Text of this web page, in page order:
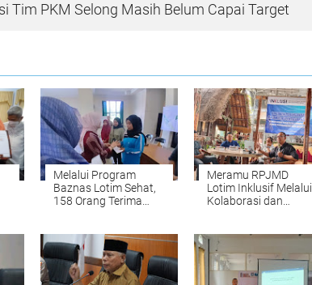
Tim PKM Selong Masih Belum Capai Target
Melalui Program
Baznas Lotim Sehat,
158 Orang Terima
Meramu RPJMD
Lotim Inklusif Melalui
Kolaborasi dan